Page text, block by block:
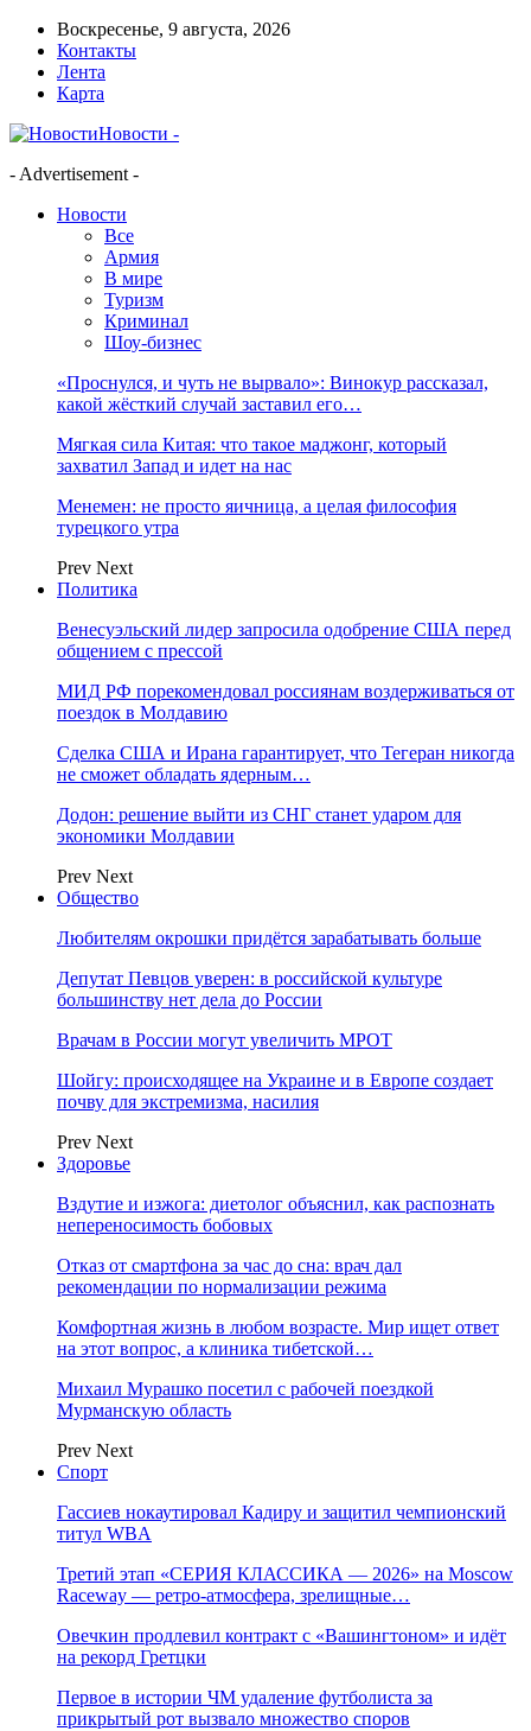
Воскресенье, 9 августа, 2026
Контакты
Лента
Карта
Новости -
- Advertisement -
Новости
Все
Армия
В мире
Туризм
Криминал
Шоу-бизнес
«Проснулся, и чуть не вырвало»: Винокур рассказал,
какой жёсткий случай заставил его…
Мягкая сила Китая: что такое маджонг, который
захватил Запад и идет на нас
Менемен: не просто яичница, а целая философия
турецкого утра
Prev Next
Политика
Венесуэльский лидер запросила одобрение США перед
общением с прессой
МИД РФ порекомендовал россиянам воздерживаться от
поездок в Молдавию
Сделка США и Ирана гарантирует, что Тегеран никогда
не сможет обладать ядерным…
Додон: решение выйти из СНГ станет ударом для
экономики Молдавии
Prev Next
Общество
Любителям окрошки придётся зарабатывать больше
Депутат Певцов уверен: в российской культуре
большинству нет дела до России
Врачам в России могут увеличить МРОТ
Шойгу: происходящее на Украине и в Европе создает
почву для экстремизма, насилия
Prev Next
Здоровье
Вздутие и изжога: диетолог объяснил, как распознать
непереносимость бобовых
Отказ от смартфона за час до сна: врач дал
рекомендации по нормализации режима
Комфортная жизнь в любом возрасте. Мир ищет ответ
на этот вопрос, а клиника тибетской…
Михаил Мурашко посетил с рабочей поездкой
Мурманскую область
Prev Next
Спорт
Гассиев нокаутировал Кадиру и защитил чемпионский
титул WBA
Третий этап «СЕРИЯ КЛАССИКА — 2026» на Moscow
Raceway — ретро‑атмосфера, зрелищные…
Овечкин продлевил контракт с «Вашингтоном» и идёт
на рекорд Гретцки
Первое в истории ЧМ удаление футболиста за
прикрытый рот вызвало множество споров